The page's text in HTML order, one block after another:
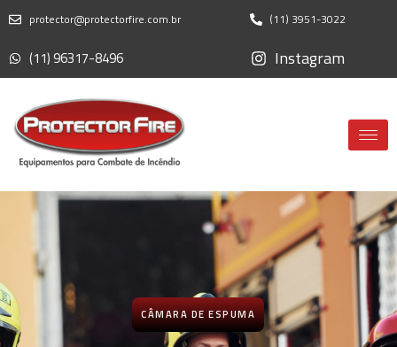
protector@protectorfire.com.br (11) 3951-3022
(11) 96317-8496 Instagram
CÂMARA DE ESPUMA